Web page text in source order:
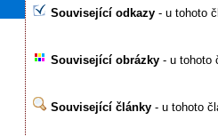
Související odkazy - u tohoto
Související obrázky - u tohoto
Související články - u tohoto